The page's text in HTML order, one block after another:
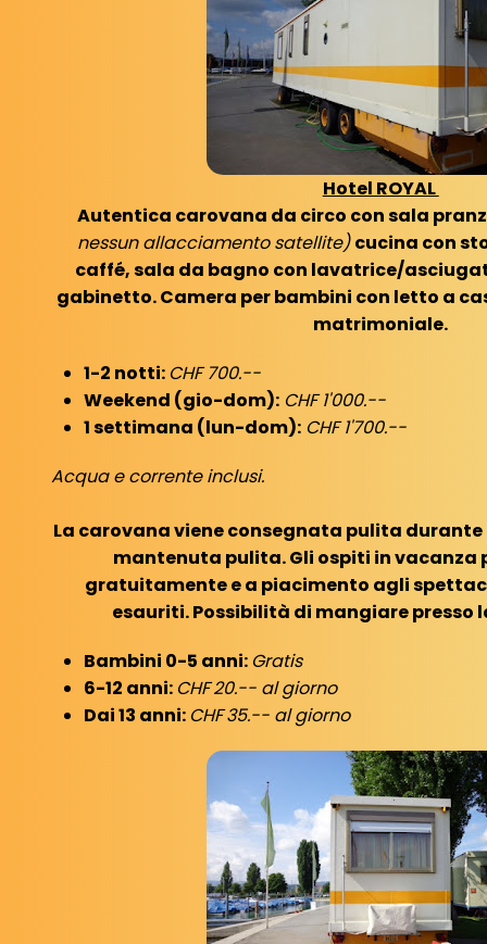
Hotel ROYAL
Autentica carovana da circo con sala
nessun allacciamento satellite)cucina con
caffé, sala da bagno con lavatrice/
gabinetto.Camera per bambini con letto a
matrimoniale.
1-2 notti: CHF 700.--
Weekend (gio-dom): CHF 1'000.--
1 settimana (lun-dom): CHF 1'700.--
Acqua e corrente inclusi.
La carovana viene consegnata pulita durante
mantenuta pulita. Gli ospiti in vacanza
gratuitamente e a piacimento agli
esauriti.Possibilità di mangiare presso
Bambini 0-5 anni: Gratis
6-12 anni: CHF20.-- al giorno
Dai 13 anni: CHF35.-- al giorno